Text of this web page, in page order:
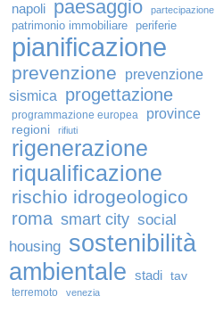
napoli paesaggio partecipazione
patrimonio immobiliare periferie
pianificazione
prevenzione
prevenzione
sismica
progettazione
programmazione europea province
regioni rifiuti
rigenerazione
riqualificazione
rischio idrogeologico
roma smart city social
housing sostenibilità
ambientale stadi tav
terremoto venezia